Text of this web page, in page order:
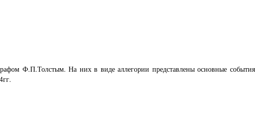
Ф.П.Толстым. На них в виде аллегории представлены основные события